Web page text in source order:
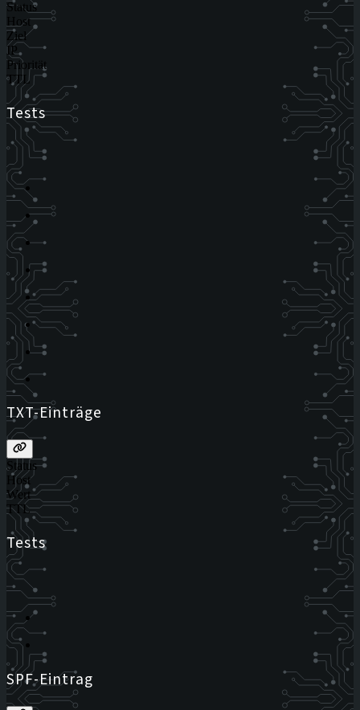
Status
Host
Ziel
IP
Priorität
TTL
Tests
TXT-Einträge
Status
Host
Wert
TTL
Tests
SPF-Eintrag